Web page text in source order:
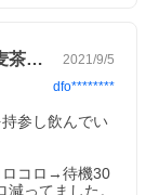
お試しから初めましたが、仕事中に麦茶を… 2021/9/5
dfo********
参し飲んでい
コロ→待機30
ってました。